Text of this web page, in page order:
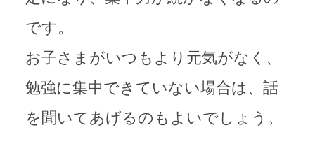
です。
お子さまがいつもより元気がなく、
勉強に集中できていない場合は、話
を聞いてあげるのもよいでしょう。